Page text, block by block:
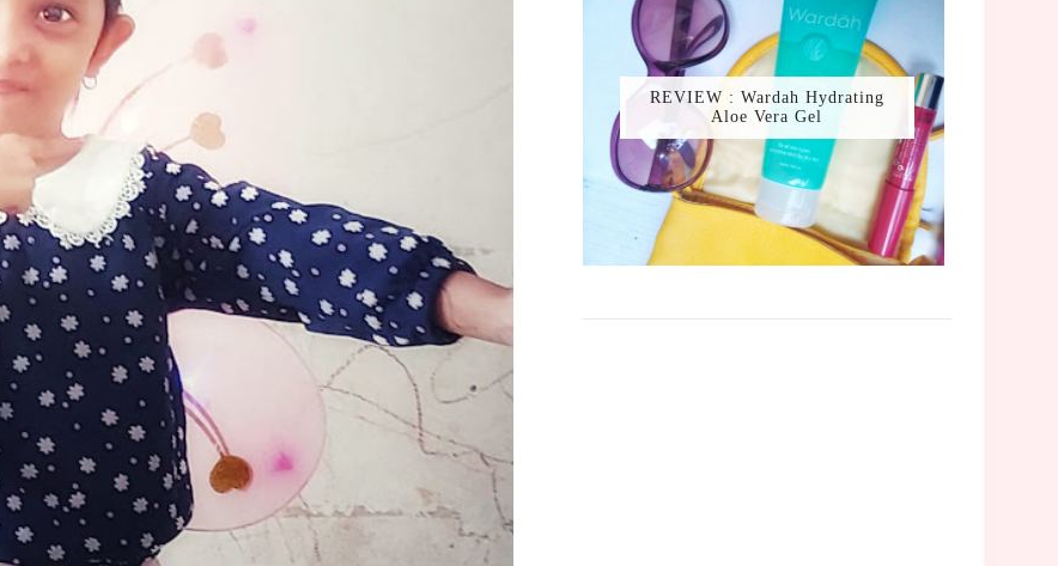
REVIEW : Wardah Hydrating
Aloe Vera Gel